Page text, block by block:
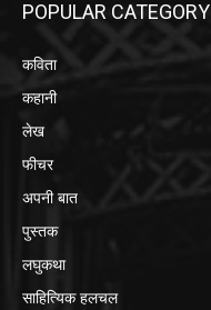
POPULAR CATEGORY
कविता
कहानी
लेख
फीचर
अपनी बात
पुस्तक
लघुकथा
साहित्यिक हलचल